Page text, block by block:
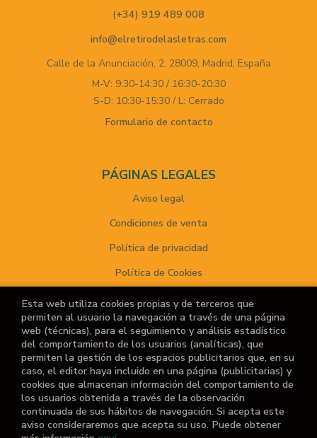
(+34) 919 489 008
info@elretirodelasletras.com
Calle de la Anunciación, 2, 28009, Madrid, España
M-V: 9:30-14:30 / 16:30-20:30
S-D: 10:30-15:30 / L: Cerrado
Formulario de contacto
PÁGINAS LEGALES
Aviso legal
Condiciones de venta
Política de privacidad
Política de Cookies
ATENCIÓN AL CLIENTE
Quiénes somos
Noticias
¿No encuentras el libro que buscas?
Esta web utiliza cookies propias y de terceros que
permiten al usuario la navegación a través de una página
web (técnicas), para el seguimiento y análisis estadístico
del comportamiento de los usuarios (analíticas), que
permiten la gestión de los espacios publicitarios que, en su
caso, el editor haya incluido en una página (publicitarias) y
cookies que almacenan información del comportamiento de
los usuarios obtenida a través de la observación
continuada de sus hábitos de navegación. Si acepta este
aviso consideraremos que acepta su uso. Puede obtener